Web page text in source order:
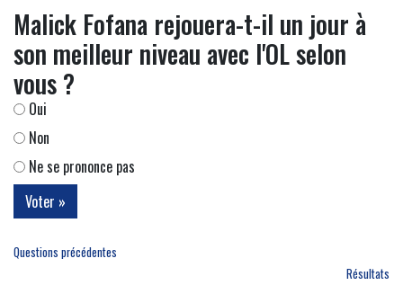
Malick Fofana rejouera-t-il un jour à
son meilleur niveau avec l'OL selon
vous ?
Oui
Non
Ne se prononce pas
Questions précédentes
Résultats